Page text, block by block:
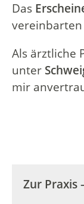
Das
Als ärztliche
unter
mir
Zur Praxis